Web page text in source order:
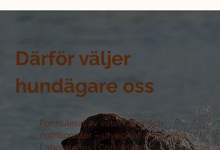
Därför väljer
hundägare oss
Formulerat av veterinärer och
nutritionister –utvecklat av Mervue
Laboratories i Cork, Irland